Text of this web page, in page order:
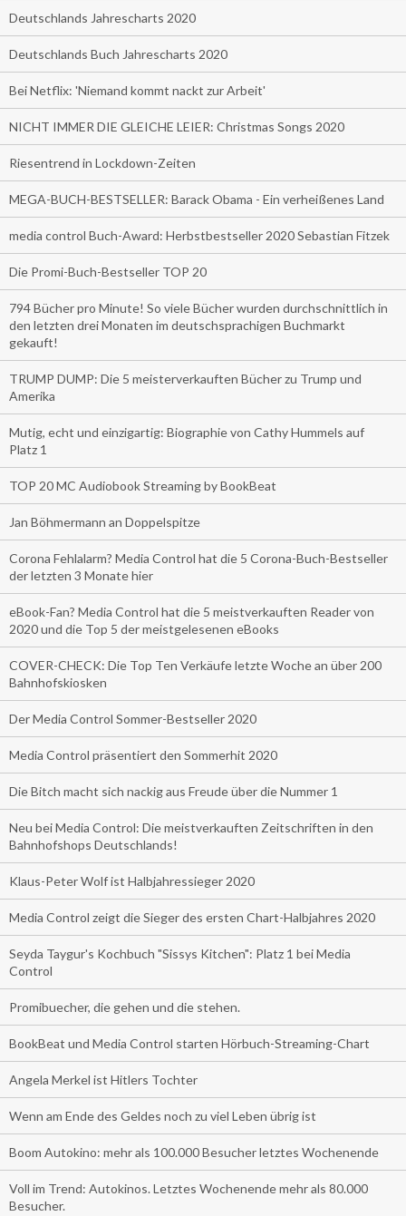
Deutschlands Jahrescharts 2020
Deutschlands Buch Jahrescharts 2020
Bei Netflix: 'Niemand kommt nackt zur Arbeit'
NICHT IMMER DIE GLEICHE LEIER: Christmas Songs 2020
Riesentrend in Lockdown-Zeiten
MEGA-BUCH-BESTSELLER: Barack Obama - Ein verheißenes Land
media control Buch-Award: Herbstbestseller 2020 Sebastian Fitzek
Die Promi-Buch-Bestseller TOP 20
794 Bücher pro Minute! So viele Bücher wurden durchschnittlich in
den letzten drei Monaten im deutschsprachigen Buchmarkt
gekauft!
TRUMP DUMP: Die 5 meisterverkauften Bücher zu Trump und
Amerika
Mutig, echt und einzigartig: Biographie von Cathy Hummels auf
Platz 1
TOP 20 MC Audiobook Streaming by BookBeat
Jan Böhmermann an Doppelspitze
Corona Fehlalarm? Media Control hat die 5 Corona-Buch-Bestseller
der letzten 3 Monate hier
eBook-Fan? Media Control hat die 5 meistverkauften Reader von
2020 und die Top 5 der meistgelesenen eBooks
COVER-CHECK: Die Top Ten Verkäufe letzte Woche an über 200
Bahnhofskiosken
Der Media Control Sommer-Bestseller 2020
Media Control präsentiert den Sommerhit 2020
Die Bitch macht sich nackig aus Freude über die Nummer 1
Neu bei Media Control: Die meistverkauften Zeitschriften in den
Bahnhofshops Deutschlands!
Klaus-Peter Wolf ist Halbjahressieger 2020
Media Control zeigt die Sieger des ersten Chart-Halbjahres 2020
Seyda Taygur's Kochbuch "Sissys Kitchen": Platz 1 bei Media
Control
Promibuecher, die gehen und die stehen.
BookBeat und Media Control starten Hörbuch-Streaming-Chart
Angela Merkel ist Hitlers Tochter
Wenn am Ende des Geldes noch zu viel Leben übrig ist
Boom Autokino: mehr als 100.000 Besucher letztes Wochenende
Voll im Trend: Autokinos. Letztes Wochenende mehr als 80.000
Besucher.